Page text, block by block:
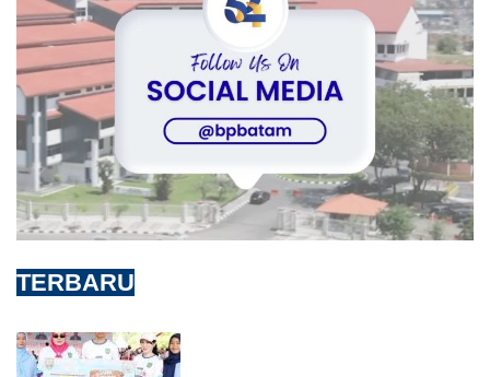
TERBARU